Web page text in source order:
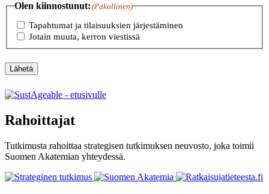
Olen kiinnostunut: (Pakollinen)
Tapahtumat ja tilaisuuksien järjestäminen
Jotain muuta, kerron viestissä
Lähetä
Rahoittajat
Tutkimusta rahoittaa strategisen tutkimuksen neuvosto, joka toimii
Suomen Akatemian yhteydessä.